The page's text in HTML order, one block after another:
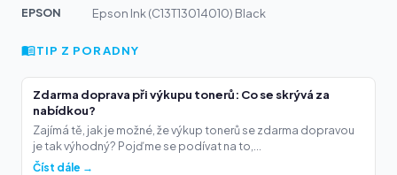
EPSON
Epson Ink (C13T13014010) Black
TIP Z PORADNY
Zdarma doprava při výkupu tonerů: Co se skrývá za
nabídkou?
Zajímá tě, jak je možné, že výkup tonerů se zdarma dopravou
je tak výhodný? Pojďme se podívat na to,...
Číst dále →